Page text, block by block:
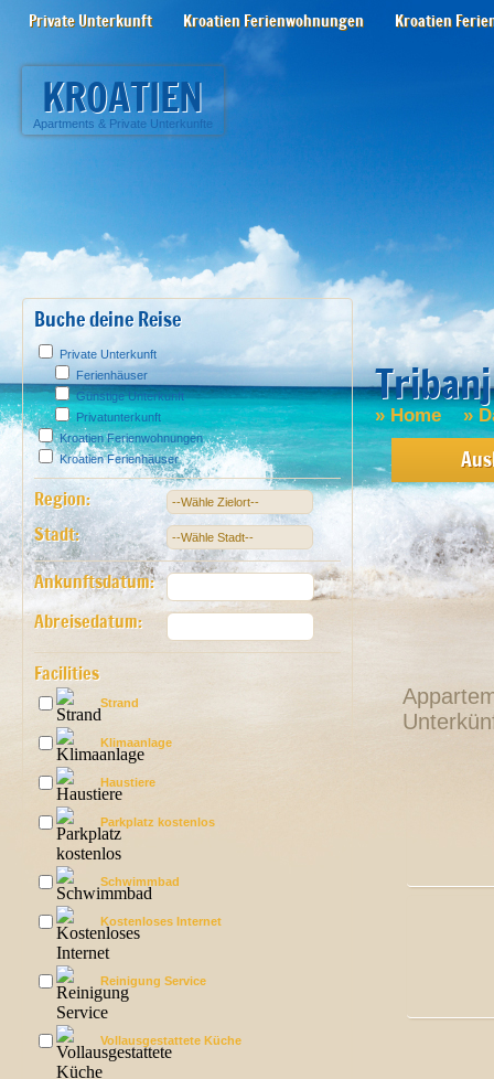
Private Unterkunft Kroatien Ferienwohnungen Kroatien
KROATIEN
Apartments & Private Unterkunfte
Buche deine Reise
Private Unterkunft
Ferienhäuser
Günstige Unterkunft
Privatunterkunft
Kroatien Ferienwohnungen
Kroatien Ferienhäuser
Region:
Stadt:
Ankunftsdatum:
Abreisedatum:
Facilities
Strand
Klimaanlage
Haustiere
Parkplatz kostenlos
Schwimmbad
Kostenloses Internet
Reinigung Service
Vollausgestattete Küche
Tribanj
» Home »